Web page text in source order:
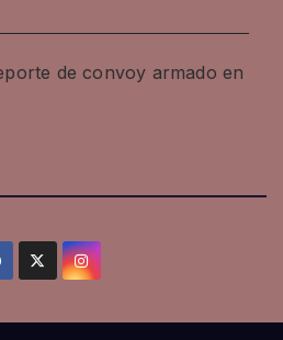
de convoy armado en